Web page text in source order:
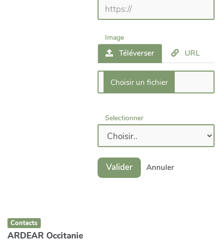
Image
Téléverser URL
Selectionner
Valider Annuler
Contacts
ARDEAR Occitanie